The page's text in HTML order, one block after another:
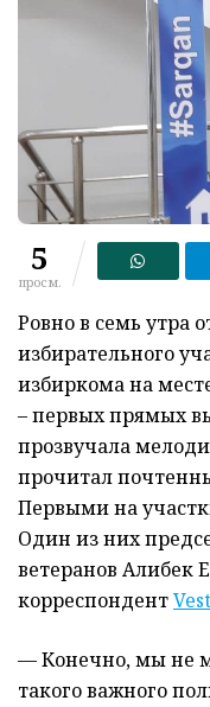
5
просм.
Ровно в семь утра
избирательного
избиркома на
– первых прямых
прозвучала
прочитал
Первыми на
Один из них
ветеранов Алибек
корреспондент
— Конечно, мы не
такого важного